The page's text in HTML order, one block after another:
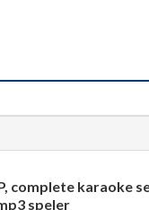
complete karaoke
speler